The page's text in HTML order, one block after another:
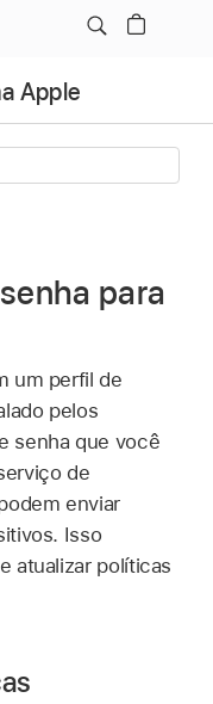
Apple
para
um perfil de
pelos
senha que você
de
enviar
Isso
atualizar políticas